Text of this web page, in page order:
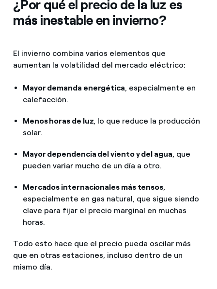
¿Por qué el precio de la luz es
más inestable en invierno?
El invierno combina varios elementos que
aumentan la volatilidad del mercado eléctrico:
Mayor demanda energética, especialmente en
calefacción.
Menos horas de luz, lo que reduce la producción
solar.
Mayor dependencia del viento y del agua, que
pueden variar mucho de un día a otro.
Mercados internacionales más tensos,
especialmente en gas natural, que sigue siendo
clave para fijar el precio marginal en muchas
horas.
Todo esto hace que el precio pueda oscilar más
que en otras estaciones, incluso dentro de un
mismo día.